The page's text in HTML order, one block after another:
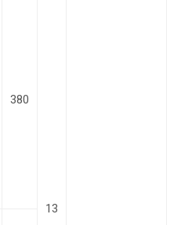
380
13